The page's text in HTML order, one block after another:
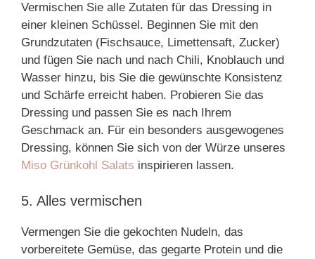
Vermischen Sie alle Zutaten für das Dressing in
einer kleinen Schüssel. Beginnen Sie mit den
Grundzutaten (Fischsauce, Limettensaft, Zucker)
und fügen Sie nach und nach Chili, Knoblauch und
Wasser hinzu, bis Sie die gewünschte Konsistenz
und Schärfe erreicht haben. Probieren Sie das
Dressing und passen Sie es nach Ihrem
Geschmack an. Für ein besonders ausgewogenes
Dressing, können Sie sich von der Würze unseres
Miso Grünkohl Salats inspirieren lassen.
5. Alles vermischen
Vermengen Sie die gekochten Nudeln, das
vorbereitete Gemüse, das gegarte Protein und die